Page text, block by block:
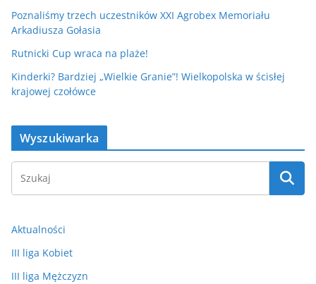
Poznaliśmy trzech uczestników XXI Agrobex Memoriału
Arkadiusza Gołasia
Rutnicki Cup wraca na plaże!
Kinderki? Bardziej „Wielkie Granie”! Wielkopolska w ścisłej
krajowej czołówce
Wyszukiwarka
Aktualności
III liga Kobiet
III liga Mężczyzn